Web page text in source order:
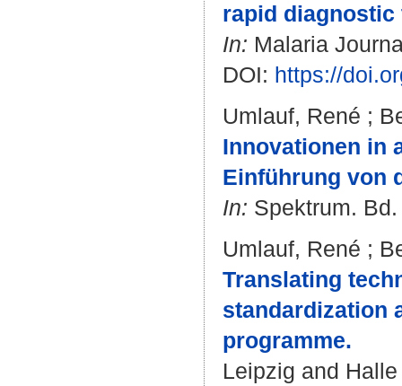
rapid
In: Malaria
DOI: https://
Umlauf, René ;
Innovationen in
Einführung von
In: Spektrum.
Umlauf, René ;
Translating
standardization
programme.
Leipzig and